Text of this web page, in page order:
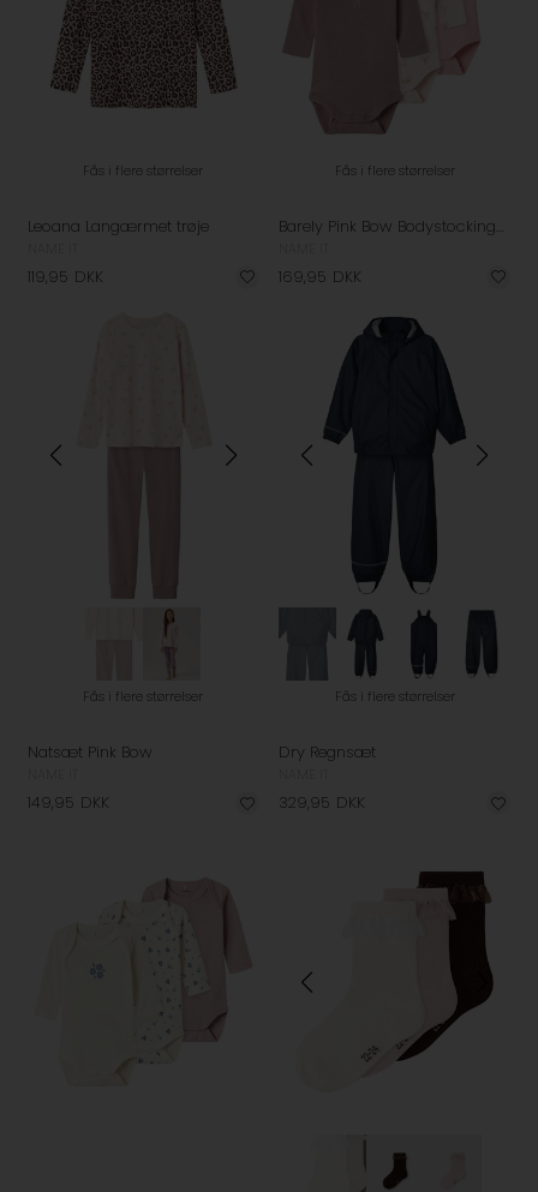
Fås i flere størrelser
Leoana Langærmet trøje
119,95 DKK
Fås i flere størrelser
Barely Pink Bow Bodystockings - 3 Pak
169,95 DKK
Fås i flere størrelser
Natsæt Pink Bow
149,95 DKK
Fås i flere størrelser
Dry Regnsæt
329,95 DKK